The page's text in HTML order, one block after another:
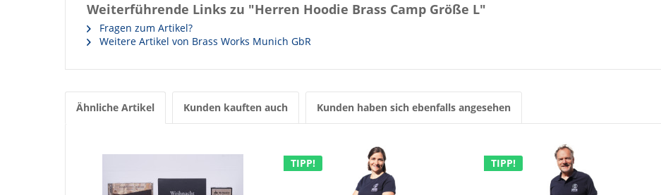
Weiterführende Links zu "Herren Hoodie Brass Camp Größe L"
Fragen zum Artikel?
Weitere Artikel von Brass Works Munich GbR
Ähnliche Artikel Kunden kauften auch Kunden haben sich ebenfalls angesehen
TIPP! TIPP!